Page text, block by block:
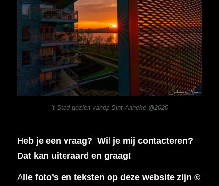
’t Stad gezien vanop Sint-Anneke @2020
Heb je een vraag? Wil je mij contacteren?
Dat kan uiteraard en graag!
Alle foto’s en teksten op deze website zijn ©